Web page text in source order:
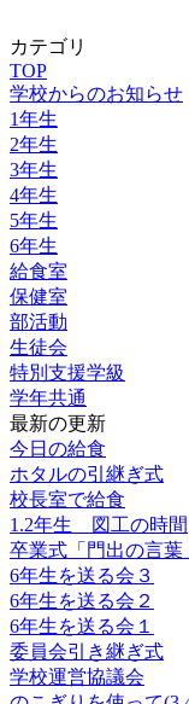
カテゴリ
TOP
学校からのお知らせ
1年生
2年生
3年生
4年生
5年生
6年生
給食室
保健室
部活動
生徒会
特別支援学級
学年共通
最新の更新
今日の給食
ホタルの引継ぎ式
校長室で給食
1.2年生 図工の時間
卒業式「門出の言葉
6年生を送る会３
6年生を送る会２
6年生を送る会１
委員会引き継ぎ式
学校運営協議会